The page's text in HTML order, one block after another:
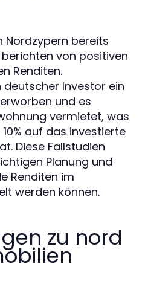
Nordzypern bereits
von positiven
Renditen.
deutscher Investor ein
und es
vermietet, was
auf das investierte
Diese Fallstudien
Planung und
Renditen im
werden können.
zu nord